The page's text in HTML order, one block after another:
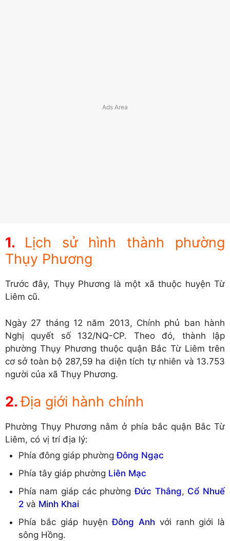
Lịch sử hình thành phường
Thụy Phương
Trước đây, Thụy Phương là một xã thuộc huyện Từ
Liêm cũ.
Ngày 27 tháng 12 năm 2013, Chính phủ ban hành
Nghị quyết số 132/NQ-CP. Theo đó, thành lập
phường Thụy Phương thuộc quận Bắc Từ Liêm trên
cơ sở toàn bộ 287,59 ha diện tích tự nhiên và 13.753
người của xã Thụy Phương.
Địa giới hành chính
Phường Thụy Phương nằm ở phía bắc quận Bắc Từ
Liêm, có vị trí địa lý:
Phía đông giáp phườngĐông Ngạc
Phía tây giáp phường Liên Mạc
Phía nam giáp các phườngĐức Thắng, Cổ Nhuế
2và Minh Khai
Phía bắc giáp huyệnĐông Anh với ranh giới là
sông Hồng.